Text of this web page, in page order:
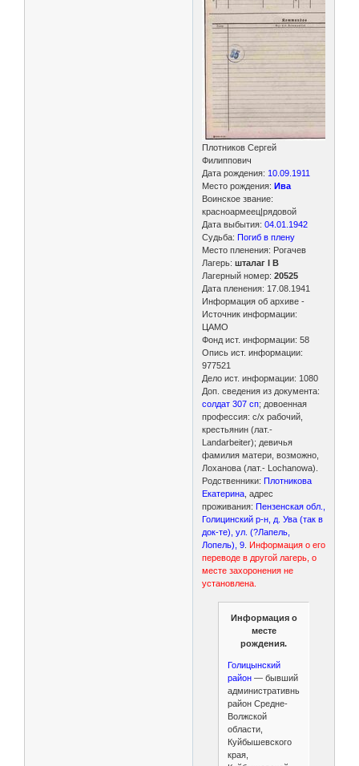
Плотников Сергей
Филиппович
Дата рождения: 10.09.1911
Место рождения:Ива
Воинское звание:
красноармеец|рядовой
Дата выбытия:04.01.1942
Судьба:Погиб в плену
Место пленения: Рогачев
Лагерь:шталаг I B
Лагерный номер: 20525
Дата пленения: 17.08.1941
Информация об архиве -
Источник информации:
ЦАМО
Фонд ист. информации: 58
Опись ист. информации:
977521
Дело ист. информации: 1080
Доп. сведения из документа:
солдат 307 сп; довоенная
профессия: с/х рабочий,
крестьянин (лат.-
Landarbeiter); девичья
фамилия матери, возможно,
Лоханова (лат.- Lochanowa).
Родственники:Плотникова
Екатерина , адрес
проживания:Пензенская обл.,
Голицинский р-н, д. Ува (так в
док-те), ул. (?Лапель,
Лопель), 9 Информация о его
переводе в другой лагерь, о
месте захоронения не
установлена.
Информация о
месте
рождения.
Голицынский
район — бывший
административный
район Средне-
Волжской
области,
Куйбышевского
края,